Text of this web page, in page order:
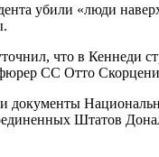
убили «люди
что в Кеннеди
СС Отто
Штатов